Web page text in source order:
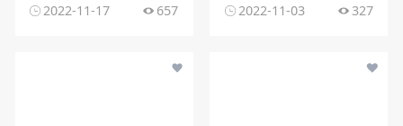
2022-11-17 657 2022-11-03 327